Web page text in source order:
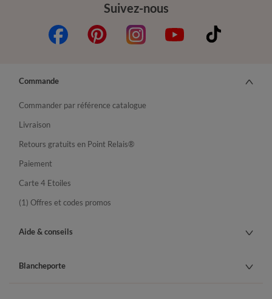
Suivez-nous
Commande
Commander par référence catalogue
Livraison
Retours gratuits en Point Relais®
Paiement
Carte 4 Etoiles
(1) Offres et codes promos
Aide & conseils
Blancheporte